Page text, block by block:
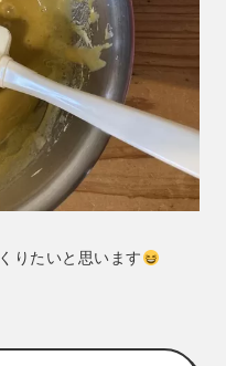
りたいと思います